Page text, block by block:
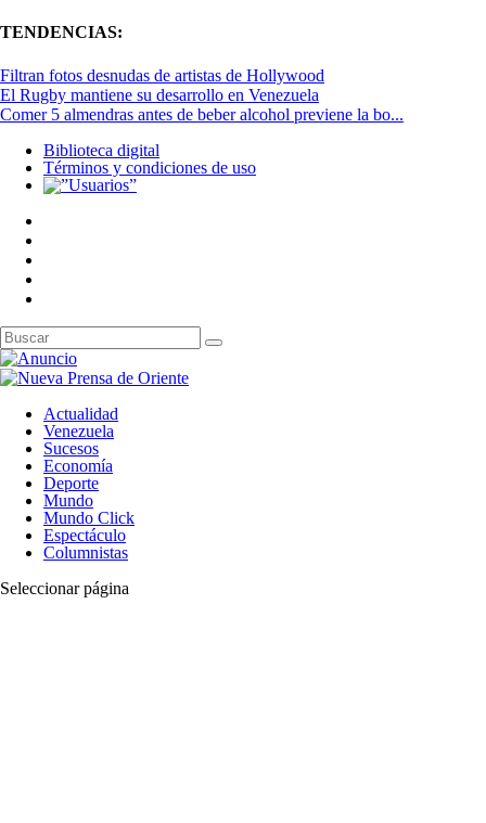
TENDENCIAS:
Filtran fotos desnudas de artistas de Hollywood
El Rugby mantiene su desarrollo en Venezuela
Comer 5 almendras antes de beber alcohol previene la bo...
Biblioteca digital
Términos y condiciones de uso
Actualidad
Venezuela
Sucesos
Economía
Deporte
Mundo
Mundo Click
Espectáculo
Columnistas
Seleccionar página